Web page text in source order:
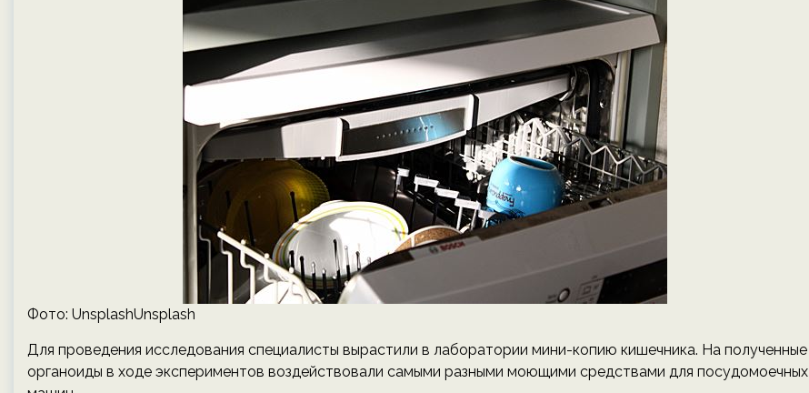
Фото: UnsplashUnsplash
Для проведения исследования специалисты вырастили в лаборатории мини-копию кишечника. На полученные
органоиды в ходе экспериментов воздействовали самыми разными моющими средствами для посудомоечных